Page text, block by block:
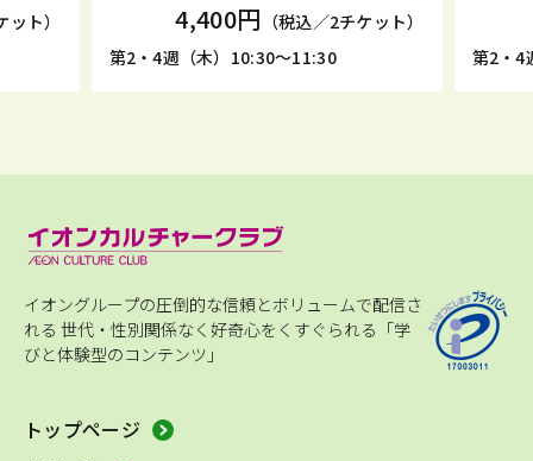
ト）
4,400円 （税込／2チケット）
第2・4週（木）10:30～11:30
第2・4
イオングループの圧倒的な信頼とボリュームで配信さ
れる 世代・性別関係なく好奇心をくすぐられる「学
びと体験型のコンテンツ」
トップページ